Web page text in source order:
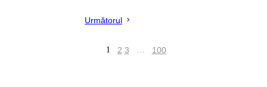
Următorul
1 2 3 … 100